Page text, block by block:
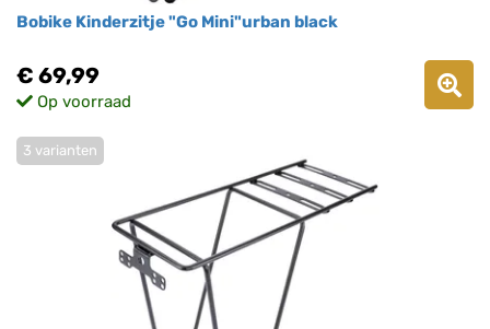
Bobike Kinderzitje "Go Mini"urban black
€ 69,99
Op voorraad
3 varianten